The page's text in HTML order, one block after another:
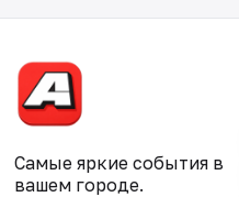
Самые яркие события в
вашем городе.